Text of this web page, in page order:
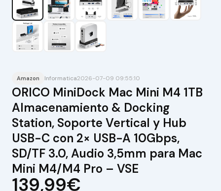
Amazon Informatica2026-07-09 09:55:10
ORICO MiniDock Mac Mini M4 1TB
Almacenamiento & Docking
Station, Soporte Vertical y Hub
USB-C con 2× USB-A 10Gbps,
SD/TF 3.0, Audio 3,5mm para Mac
Mini M4/M4 Pro – VSE
139,99€